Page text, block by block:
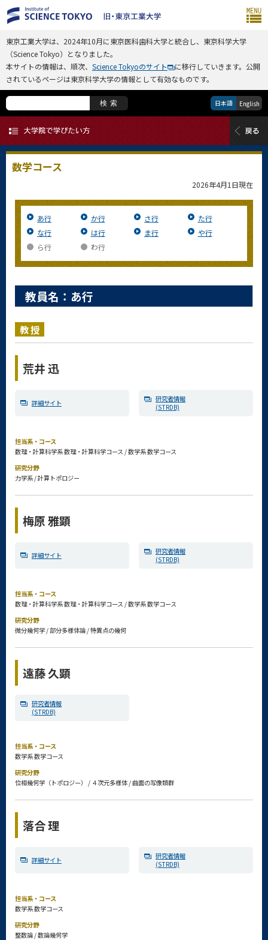
東京工業大学は、2024年10月に東京医科歯科大学と統合し、東京科学大学
（Science Tokyo）となりました。
本サイトの情報は、順次、 Science Tokyoのサイト
に移行していきます。公開
されているページは東京科学大学の情報として有効なものです。
検索 日本語 English
数学コース
2026年4月1日現在
あ行 か行 さ行
た行
な行
は行 ま行
や行
ら行
わ行
教員名：あ行
教授
荒井 迅
詳細サイト
研究者情報
(STRDB)
担当系・コース
数理・計算科学系 数理・計算科学コース / 数学系 数学コース
研究分野
力学系 / 計算トポロジー
梅原 雅顕
詳細サイト
研究者情報
(STRDB)
担当系・コース
数理・計算科学系 数理・計算科学コース / 数学系 数学コース
研究分野
微分幾何学 / 部分多様体論 / 特異点の幾何
遠藤 久顕
研究者情報
(STRDB)
担当系・コース
数学系 数学コース
研究分野
位相幾何学（トポロジー） / ４次元多様体 / 曲面の写像類群
落合 理
詳細サイト
研究者情報
(STRDB)
担当系・コース
数学系 数学コース
研究分野
整数論 / 数論幾何学